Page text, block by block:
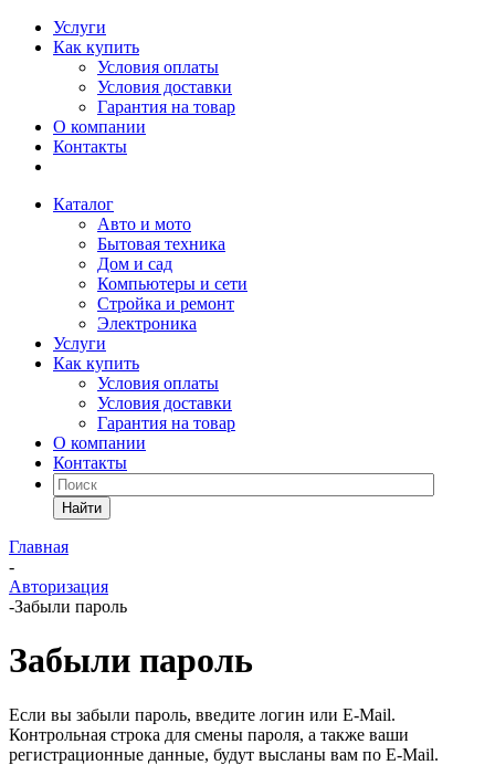
Услуги
Как купить
Условия оплаты
Условия доставки
Гарантия на товар
О компании
Контакты
Каталог
Авто и мото
Бытовая техника
Дом и сад
Компьютеры и сети
Стройка и ремонт
Электроника
Услуги
Как купить
Условия оплаты
Условия доставки
Гарантия на товар
О компании
Контакты
Найти
Главная
-
Авторизация
-Забыли пароль
Забыли пароль
Если вы забыли пароль, введите логин или E-Mail.
Контрольная строка для смены пароля, а также ваши
регистрационные данные, будут высланы вам по E-Mail.